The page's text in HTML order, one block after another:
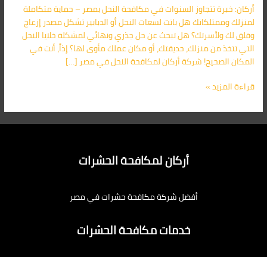
أركان: خبرة تتجاوز السنوات في مكافحة النحل بمصر – حماية متكاملة
لمنزلك وممتلكاتك هل باتت لسعات النحل أو الدبابير تشكل مصدر إزعاج
وقلق لك ولأسرتك؟ هل تبحث عن حل جذري ونهائي لمشكلة خلايا النحل
التي تتخذ من منزلك، حديقتك، أو مكان عملك مأوى لها؟ إذاً، أنت في
المكان الصحيح! شركة أركان لمكافحة النحل في مصر […]
قراءة المزيد »
أركان لمكافحة الحشرات
أفضل شركة مكافحة حشرات في مصر
خدمات مكافحة الحشرات